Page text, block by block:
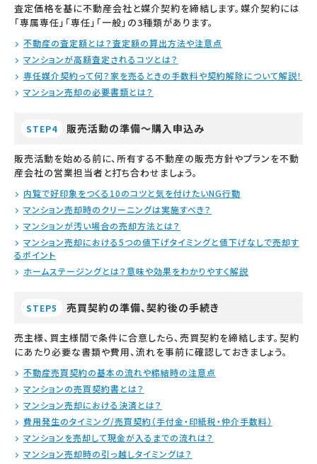
査定価格を基に不動産会社と媒介契約を締結します。媒介契約には
「専属専任」「専任」「一般」の3種類があります。
不動産の査定額とは？査定額の算出方法や注意点
マンションが高額査定されるコツとは？
専任媒介契約って何？家を売るときの手数料や契約解除について解説！
マンション売却の必要書類とは？
STEP4 販売活動の準備～購入申込み
販売活動を始める前に、所有する不動産の販売方針やプランを不動
産会社の営業担当者と打ち合わせましょう。
内覧で好印象をつくる10のコツと気を付けたいNG行動
マンション売却時のクリーニングは実施すべき？
マンションが汚い場合の売却方法とは？
マンション売却における5つの値下げタイミングと値下げなしで売却す
るポイント
ホームステージングとは？意味や効果をわかりやすく解説
STEP5 売買契約の準備、契約後の手続き
売主様、買主様間で条件に合意したら、売買契約を締結します。契約
にあたり必要な書類や費用、流れを事前に確認しておきましょう。
不動産売買契約の基本の流れや締結時の注意点
マンションの売買契約書とは？
マンション売却における決済とは？
費用発生のタイミング/売買契約（手付金・印紙税・仲介手数料）
マンションを売却して現金が入るまでの流れは？
マンション売却時の引っ越しタイミングは？